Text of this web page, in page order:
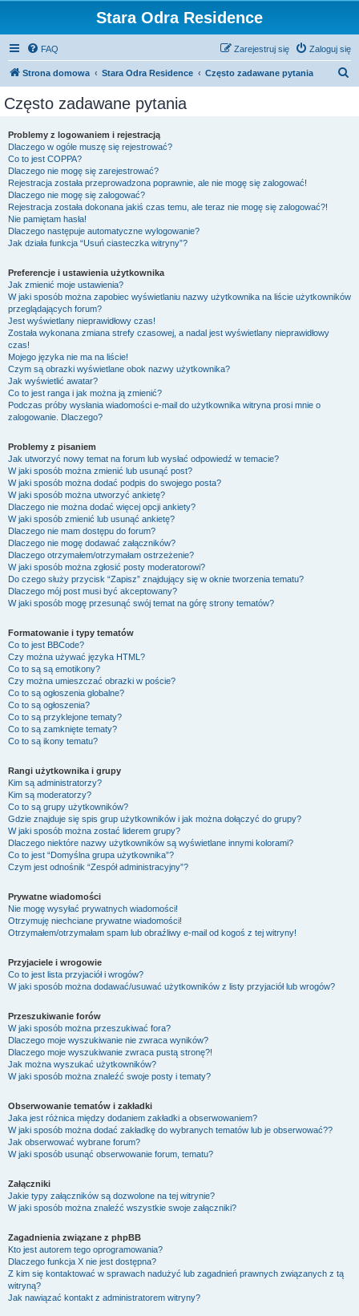
Stara Odra Residence
FAQ Zaloguj się
Zarejestruj się
Strona domowa Stara Odra Residence Często zadawane pytania
Często zadawane pytania
Problemy z logowaniem i rejestracją
Dlaczego w ogóle muszę się rejestrować?
Co to jest COPPA?
Dlaczego nie mogę się zarejestrować?
Rejestracja została przeprowadzona poprawnie, ale nie mogę się zalogować!
Dlaczego nie mogę się zalogować?
Rejestracja została dokonana jakiś czas temu, ale teraz nie mogę się zalogować?!
Nie pamiętam hasła!
Dlaczego następuje automatyczne wylogowanie?
Jak działa funkcja “Usuń ciasteczka witryny”?
Preferencje i ustawienia użytkownika
Jak zmienić moje ustawienia?
W jaki sposób można zapobiec wyświetlaniu nazwy użytkownika na liście użytkowników
przeglądających forum?
Jest wyświetlany nieprawidłowy czas!
Została wykonana zmiana strefy czasowej, a nadal jest wyświetlany nieprawidłowy
czas!
Mojego języka nie ma na liście!
Czym są obrazki wyświetlane obok nazwy użytkownika?
Jak wyświetlić awatar?
Co to jest ranga i jak można ją zmienić?
Podczas próby wysłania wiadomości e-mail do użytkownika witryna prosi mnie o
zalogowanie. Dlaczego?
Problemy z pisaniem
Jak utworzyć nowy temat na forum lub wysłać odpowiedź w temacie?
W jaki sposób można zmienić lub usunąć post?
W jaki sposób można dodać podpis do swojego posta?
W jaki sposób można utworzyć ankietę?
Dlaczego nie można dodać więcej opcji ankiety?
W jaki sposób zmienić lub usunąć ankietę?
Dlaczego nie mam dostępu do forum?
Dlaczego nie mogę dodawać załączników?
Dlaczego otrzymałem/otrzymałam ostrzeżenie?
W jaki sposób można zgłosić posty moderatorowi?
Do czego służy przycisk “Zapisz” znajdujący się w oknie tworzenia tematu?
Dlaczego mój post musi być akceptowany?
W jaki sposób mogę przesunąć swój temat na górę strony tematów?
Formatowanie i typy tematów
Co to jest BBCode?
Czy można używać języka HTML?
Co to są są emotikony?
Czy można umieszczać obrazki w poście?
Co to są ogłoszenia globalne?
Co to są ogłoszenia?
Co to są przyklejone tematy?
Co to są zamknięte tematy?
Co to są ikony tematu?
Rangi użytkownika i grupy
Kim są administratorzy?
Kim są moderatorzy?
Co to są grupy użytkowników?
Gdzie znajduje się spis grup użytkowników i jak można dołączyć do grupy?
W jaki sposób można zostać liderem grupy?
Dlaczego niektóre nazwy użytkowników są wyświetlane innymi kolorami?
Co to jest “Domyślna grupa użytkownika”?
Czym jest odnośnik “Zespół administracyjny”?
Prywatne wiadomości
Nie mogę wysyłać prywatnych wiadomości!
Otrzymuję niechciane prywatne wiadomości!
Otrzymałem/otrzymałam spam lub obraźliwy e-mail od kogoś z tej witryny!
Przyjaciele i wrogowie
Co to jest lista przyjaciół i wrogów?
W jaki sposób można dodawać/usuwać użytkowników z listy przyjaciół lub wrogów?
Przeszukiwanie forów
W jaki sposób można przeszukiwać fora?
Dlaczego moje wyszukiwanie nie zwraca wyników?
Dlaczego moje wyszukiwanie zwraca pustą stronę?!
Jak można wyszukać użytkowników?
W jaki sposób można znaleźć swoje posty i tematy?
Obserwowanie tematów i zakładki
Jaka jest różnica między dodaniem zakładki a obserwowaniem?
W jaki sposób można dodać zakładkę do wybranych tematów lub je obserwować??
Jak obserwować wybrane forum?
W jaki sposób usunąć obserwowanie forum, tematu?
Załączniki
Jakie typy załączników są dozwolone na tej witrynie?
W jaki sposób można znaleźć wszystkie swoje załączniki?
Zagadnienia związane z phpBB
Kto jest autorem tego oprogramowania?
Dlaczego funkcja X nie jest dostępna?
Z kim się kontaktować w sprawach nadużyć lub zagadnień prawnych związanych z tą
witryną?
Jak nawiązać kontakt z administratorem witryny?